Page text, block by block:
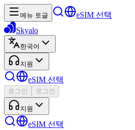
메뉴 토글
eSIM 선택
Skyalo
한국어
지원
eSIM 선택
로그인 로그인
지원
eSIM 선택